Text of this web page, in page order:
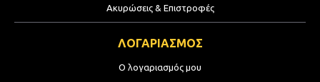
Ακυρώσεις & Επιστροφές
ΛΟΓΑΡΙΑΣΜΟΣ
Ο λογαριασμός μου